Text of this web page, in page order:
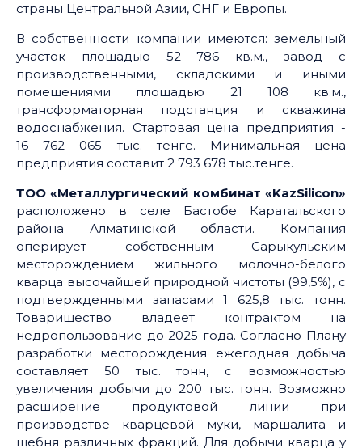
страны Центральной Азии, СНГ и Европы.
В собственности компании имеются: земельный
участок площадью 52 786 кв.м., завод с
производственными, складскими и иными
помещениями площадью 21 108 кв.м.,
трансформаторная подстанция и скважина
водоснабжения. Стартовая цена предприятия -
16 762 065 тыс. тенге. Минимальная цена
предприятия составит 2 793 678 тыс.тенге.
ТОО «Mеталлургический комбинат «KazSilicon»
расположено в селе Бастобе Каратальского
района Алматинской области. Компания
оперирует собственным Сарыкульским
месторождением жильного молочно-белого
кварца высочайшей природной чистоты (99,5%), с
подтвержденными запасами 1 625,8 тыс. тонн.
Товарищество владеет контрактом на
недропользование до 2025 года. Согласно Плану
разработки месторождения ежегодная добыча
составляет 50 тыс. тонн, с возможностью
увеличения добычи до 200 тыс. тонн. Возможно
расширение продуктовой линии при
производстве кварцевой муки, маршалита и
щебня различных фракций. Для добычи кварца у